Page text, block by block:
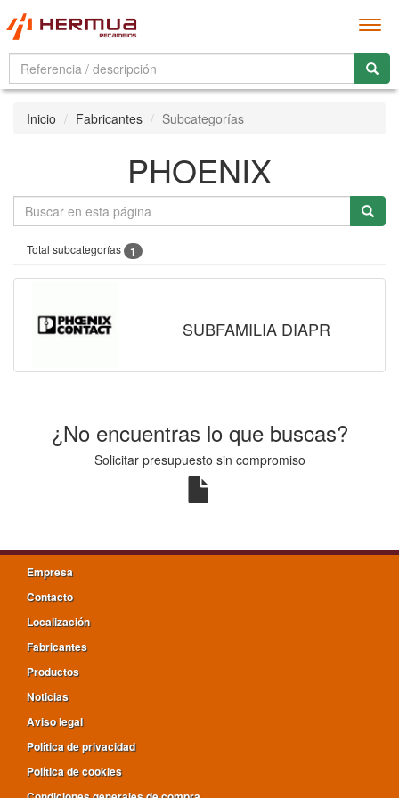
Inicio Fabricantes Subcategorías
PHOENIX
Total subcategorías 1
SUBFAMILIA DIAPR
¿No encuentras lo que buscas?
Solicitar presupuesto sin compromiso
Empresa
Contacto
Localización
Fabricantes
Productos
Noticias
Aviso legal
Política de privacidad
Política de cookies